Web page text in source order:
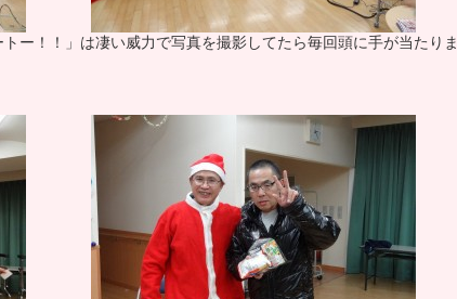
ー！！」は凄い威力で写真を撮影してたら毎回頭に手が当たりま